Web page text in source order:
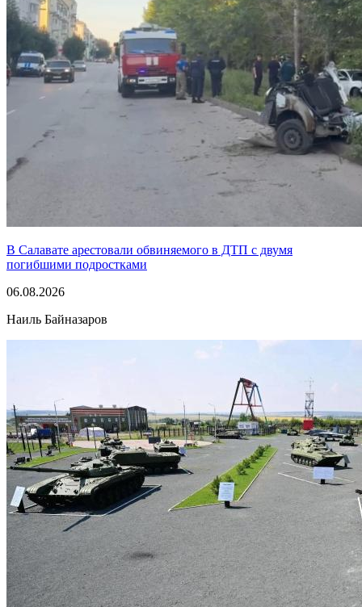
В Салавате арестовали обвиняемого в ДТП с двумя
погибшими подростками
06.08.2026
Наиль Байназаров